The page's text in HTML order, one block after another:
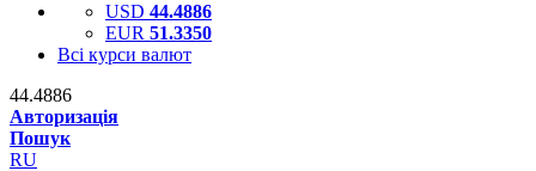
USD 44.4886
EUR 51.3350
Всі курси валют
44.4886
Авторизація
Пошук
RU